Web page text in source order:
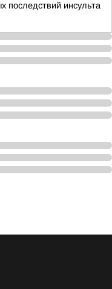
последствий инсульта